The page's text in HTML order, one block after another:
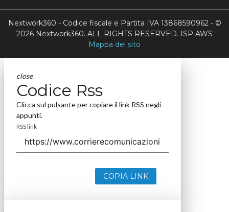
Nextwork360 - Codice fiscale e Partita IVA 13868590962 - ©
2026 Nextwork360. ALL RIGHTS RESERVED. ISP AWS
Mappa del sito
close
Codice Rss
Clicca sul pulsante per copiare il link RSS negli
appunti.
RSS link
COPIA LINK